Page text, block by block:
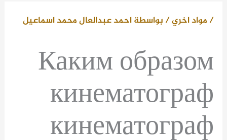
/ مواد اخري/ بواسطةاحمد عبدالعال محمد اسماعيل
Каким образом
кинематограф
кинематограф